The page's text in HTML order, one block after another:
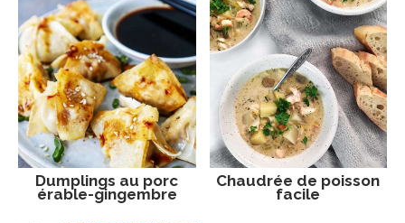
Dumplings au porc
érable-gingembre
Chaudrée de poisson
facile